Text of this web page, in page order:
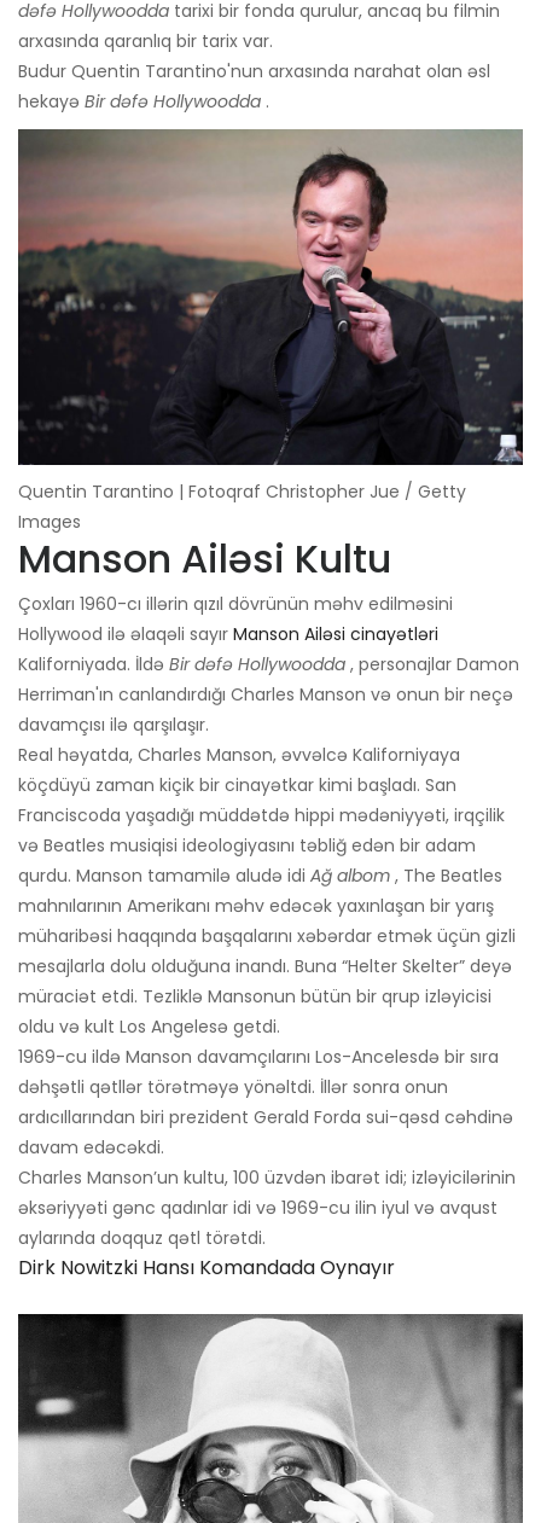
dəfə Hollywoodda tarixi bir fonda qurulur, ancaq bu filmin
arxasında qaranlıq bir tarix var.
Budur Quentin Tarantino'nun arxasında narahat olan əsl
hekayə Bir dəfə Hollywoodda .
Quentin Tarantino | Fotoqraf Christopher Jue / Getty
Images
Manson Ailəsi Kultu
Çoxları 1960-cı illərin qızıl dövrünün məhv edilməsini
Hollywood ilə əlaqəli sayır Manson Ailəsi cinayətləri
Kaliforniyada. İldə Bir dəfə Hollywoodda , personajlar Damon
Herriman'ın canlandırdığı Charles Manson və onun bir neçə
davamçısı ilə qarşılaşır.
Real həyatda, Charles Manson, əvvəlcə Kaliforniyaya
köçdüyü zaman kiçik bir cinayətkar kimi başladı. San
Franciscoda yaşadığı müddətdə hippi mədəniyyəti, irqçilik
və Beatles musiqisi ideologiyasını təbliğ edən bir adam
qurdu. Manson tamamilə aludə idi Ağ albom , The Beatles
mahnılarının Amerikanı məhv edəcək yaxınlaşan bir yarış
müharibəsi haqqında başqalarını xəbərdar etmək üçün gizli
mesajlarla dolu olduğuna inandı. Buna “Helter Skelter” deyə
müraciət etdi. Tezliklə Mansonun bütün bir qrup izləyicisi
oldu və kult Los Angelesə getdi.
1969-cu ildə Manson davamçılarını Los-Ancelesdə bir sıra
dəhşətli qətllər törətməyə yönəltdi. İllər sonra onun
ardıcıllarından biri prezident Gerald Forda sui-qəsd cəhdinə
davam edəcəkdi.
Charles Manson’un kultu, 100 üzvdən ibarət idi; izləyicilərinin
əksəriyyəti gənc qadınlar idi və 1969-cu ilin iyul və avqust
aylarında doqquz qətl törətdi.
Dirk Nowitzki Hansı Komandada Oynayır